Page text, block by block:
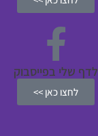
לדף שלי בפייסבוק
לחצו כאן >>